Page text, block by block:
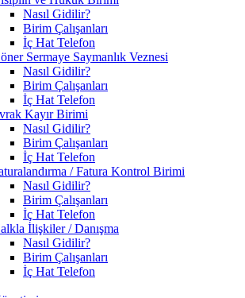
Nasıl Gidilir?
Birim Çalışanları
İç Hat Telefon
Sermaye Saymanlık Veznesi
Nasıl Gidilir?
Birim Çalışanları
İç Hat Telefon
Kayır Birimi
Nasıl Gidilir?
Birim Çalışanları
İç Hat Telefon
/ Fatura Kontrol Birimi
Nasıl Gidilir?
Birim Çalışanları
İç Hat Telefon
İlişkiler / Danışma
Nasıl Gidilir?
Birim Çalışanları
İç Hat Telefon